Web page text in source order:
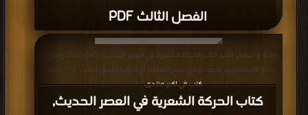
الفصل الثالث PDF
كتاب الحركة الشعرية في العصر الحديث,
قراءة و تحميل كتاب كتاب الحركة الشعرية في العصر الحديث, 2019-2020 وهو في
مادة اللغة العربية للصف الثاني عشر المناهج الإماراتية الفصل الثالث PDF مجانا |
مكتبة >كتب في اكبر منتدى| التحميل : مرة/مرات